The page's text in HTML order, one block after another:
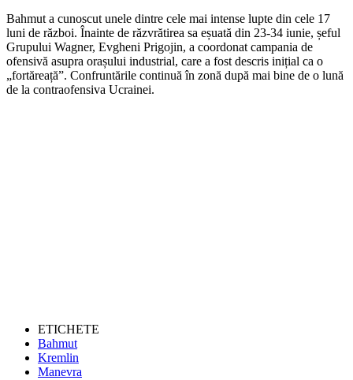
Bahmut a cunoscut unele dintre cele mai intense lupte din cele 17
luni de război. Înainte de răzvrătirea sa eșuată din 23-34 iunie, șeful
Grupului Wagner, Evgheni Prigojin, a coordonat campania de
ofensivă asupra orașului industrial, care a fost descris inițial ca o
„fortăreață”. Confruntările continuă în zonă după mai bine de o lună
de la contraofensiva Ucrainei.
ETICHETE
Bahmut
Kremlin
Manevra